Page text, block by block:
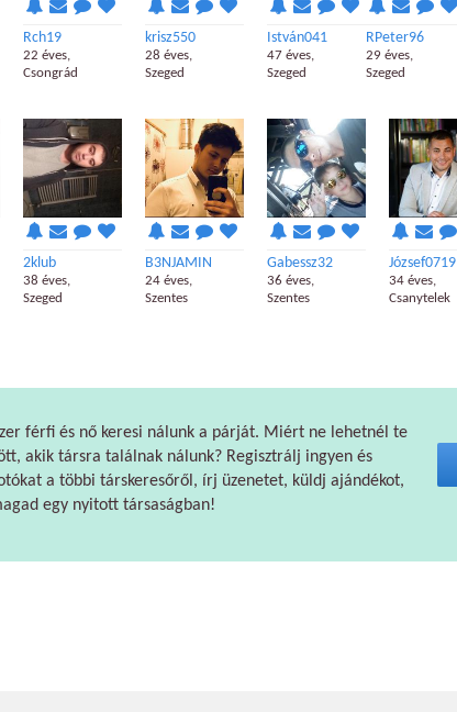
Rch19
22 éves,
Csongrád
krisz550
28 éves,
Szeged
István041
47 éves,
Szeged
RPeter96
29 éves,
Szeged
2klub
38 éves,
Szeged
B3NJAMIN
24 éves,
Szentes
Gabessz32
36 éves,
Szentes
József0719
34 éves,
Csanytelek
férfi és nő keresi nálunk a párját. Miért ne lehetnél te
akik társra találnak nálunk? Regisztrálj ingyen és
a többi társkeresőről, írj üzenetet, küldj ajándékot,
egy nyitott társaságban!